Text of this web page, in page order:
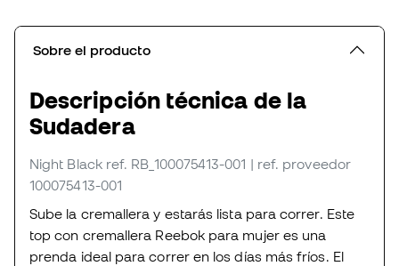
Sobre el producto
Descripción técnica de la
Sudadera
Night Black ref. RB_100075413-001 | ref. proveedor
100075413-001
Sube la cremallera y estarás lista para correr. Este
top con cremallera Reebok para mujer es una
prenda ideal para correr en los días más fríos. El